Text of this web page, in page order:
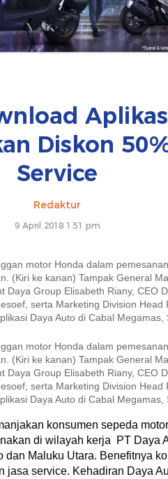
Diskon
Service
Redaktur
9 April 2018 1:51 pm
motor Honda dalam
(Kiri ke kanan) Tampak General
Daya Group Elisabeth Riany, CEO
serta Marketing Division Head
Daya Auto di Cabal Megamas,
motor Honda dalam
(Kiri ke kanan) Tampak General
Daya Group Elisabeth Riany, CEO
serta Marketing Division Head
Daya Auto di Cabal Megamas,
konsumen sepeda
di wilayah kerja PT Daya
Maluku Utara. Benefitnya
jasa service. Kehadiran Daya